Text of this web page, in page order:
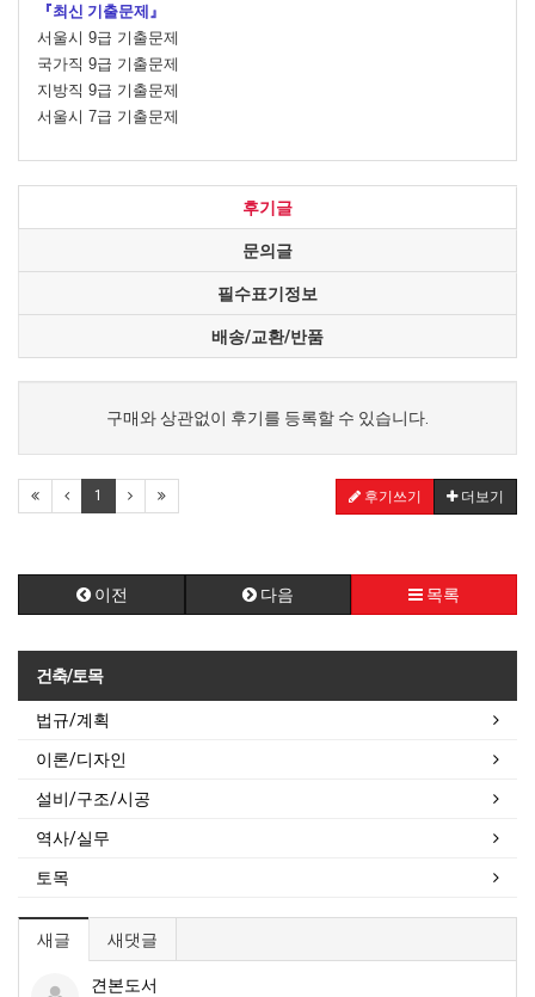
『최신 기출문제』
서울시 9급 기출문제
국가직 9급 기출문제
지방직 9급 기출문제
서울시 7급 기출문제
후기글
문의글
필수표기정보
배송/교환/반품
구매와 상관없이 후기를 등록할 수 있습니다.
1 후기쓰기 더보기
이전 다음 목록
건축/토목
법규/계획
이론/디자인
설비/구조/시공
역사/실무
토목
새글 새댓글
견본도서